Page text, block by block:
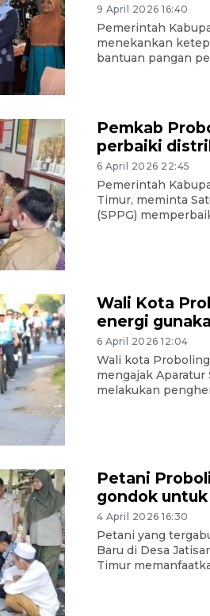
9 April 2026 16:40
Pemerintah
menekankan
bantuan pangan
Pemkab
perbaiki
6 April 2026 22:45
Pemerintah
Timur, meminta
(SPPG)
Wali Kota
energi
6 April 2026 12:04
Wali kota
mengajak Aparatur
melakukan
Petani
gondok
4 April 2026 16:30
Petani yang
Baru di Desa
Timur
14
4